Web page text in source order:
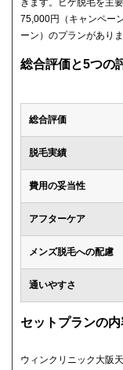
きます。ヒゲ脱毛を主
75,000円（キャンペー
ーン）のプランがあり
総合評価と5つの
総合評価
脱毛実績
費用の妥当性
アフターケア
メンズ脱毛への配慮
通いやすさ
セットプランの内
ウィンクリニック大阪